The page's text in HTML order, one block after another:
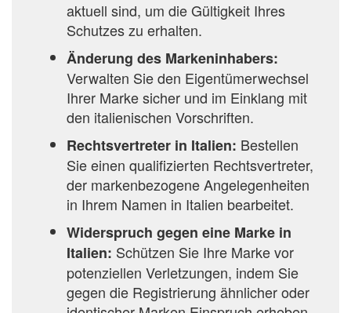
aktuell sind, um die Gültigkeit Ihres
Schutzes zu erhalten.
Änderung des Markeninhabers:
Verwalten Sie den Eigentümerwechsel
Ihrer Marke sicher und im Einklang mit
den italienischen Vorschriften.
Rechtsvertreter in Italien: Bestellen
Sie einen qualifizierten Rechtsvertreter,
der markenbezogene Angelegenheiten
in Ihrem Namen in Italien bearbeitet.
Widerspruch gegen eine Marke in
Italien: Schützen Sie Ihre Marke vor
potenziellen Verletzungen, indem Sie
gegen die Registrierung ähnlicher oder